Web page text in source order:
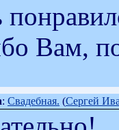
Вам,
: Свадебная. (Сергей